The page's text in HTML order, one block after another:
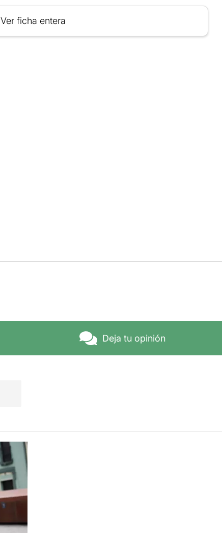
Ver ficha entera
Deja tu opinión